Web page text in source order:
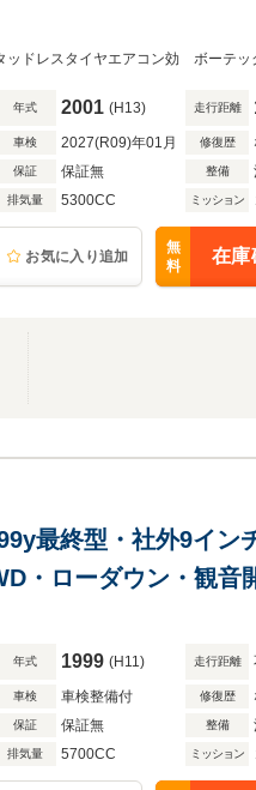
年式 2001 (H13) 走行距離
車検 2027(R09)年01月 修復歴
保証 保証無 整備
排気量 5300CC ミッション
お気に入り追加
無
料
在庫
最終型・社外9イン
・ローダウン・観音
年式 1999 (H11) 走行距離
車検 車検整備付 修復歴
保証 保証無 整備
排気量 5700CC ミッション